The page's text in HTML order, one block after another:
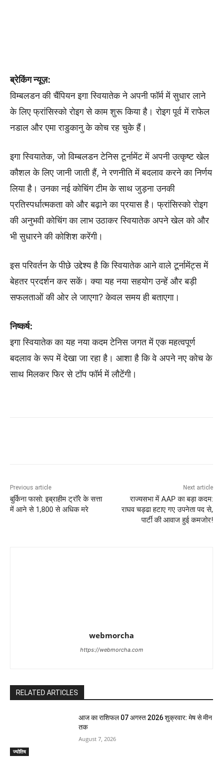
ब्रेकिंग न्यूज़:
विम्बलडन की चैंपियन इगा स्वियातेक ने अपनी फॉर्म में सुधार लाने
के लिए फ्रांसिस्को रोइग से काम शुरू किया है। रोइग पूर्व में राफेल
नडाल और एमा राडुकानु के कोच रह चुके हैं।
इगा स्वियातेक, जो विम्बलडन टेनिस टूर्नामेंट में अपनी उत्कृष्ट खेल
कौशल के लिए जानी जाती हैं, ने रणनीति में बदलाव करने का निर्णय
लिया है। उनका नई कोचिंग टीम के साथ जुड़ना उनकी
प्रतिस्पर्धात्मकता को और बढ़ाने का प्रयास है। फ्रांसिस्को रोइग
की अनुभवी कोचिंग का लाभ उठाकर स्वियातेक अपने खेल को और
भी सुधारने की कोशिश करेंगी।
इस परिवर्तन के पीछे उद्देश्य है कि स्वियातेक आने वाले टूर्नामेंट्स में
बेहतर प्रदर्शन कर सकें। क्या यह नया सहयोग उन्हें और बड़ी
सफलताओं की ओर ले जाएगा? केवल समय ही बताएगा।
निष्कर्ष:
इगा स्वियातेक का यह नया कदम टेनिस जगत में एक महत्वपूर्ण
बदलाव के रूप में देखा जा रहा है। आशा है कि वे अपने नए कोच के
साथ मिलकर फिर से टॉप फॉर्म में लौटेंगी।
Previous article
बुर्किना फासो: इब्राहीम ट्रॉरे के सत्ता
में आने से 1,800 से अधिक मरे
Next article
राज्यसभा में AAP का बड़ा कदम:
राघव चड्ढा हटाए गए उपनेता पद से,
पार्टी की आवाज हुई कमजोर!
webmorcha
https://webmorcha.com
RELATED ARTICLES
ज्योतिष
आज का राशिफल 07 अगस्त 2026 शुक्रवार: मेष से मीन
तक
August 7, 2026